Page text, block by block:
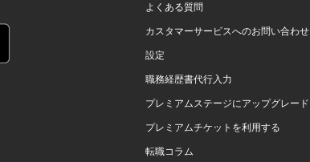
よくある質問
カスタマーサービスへのお問い合わせ
設定
職務経歴書代行入力
プレミアムステージにアップグレード
プレミアムチケットを利用する
転職コラム